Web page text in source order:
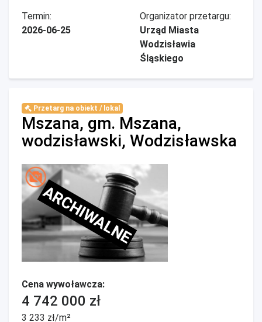
Termin:
2026-06-25
Organizator przetargu:
Urząd Miasta
Wodzisławia
Śląskiego
Przetarg na obiekt / lokal
Mszana, gm. Mszana,
wodzisławski, Wodzisławska
ARCHIWALNE
Cena wywoławcza:
4 742 000 zł
3 233 zł/m²